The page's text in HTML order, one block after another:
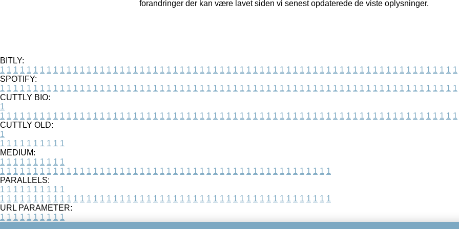
forandringer der kan være lavet siden vi senest opdaterede de viste oplysninger.
BITLY:
1 1 1 1 1 1 1 1 1 1 1 1 1 1 1 1 1 1 1 1 1 1 1 1 1 1 1 1 1 1 1 1 1 1 1 1 1 1 1 1 1 1 1 1 1 1 1 1 1 1 1 1 1 1 1 1 1 1 1 1 1 1 1 1 1 1 1 1 1
SPOTIFY:
1 1 1 1 1 1 1 1 1 1 1 1 1 1 1 1 1 1 1 1 1 1 1 1 1 1 1 1 1 1 1 1 1 1 1 1 1 1 1 1 1 1 1 1 1 1 1 1 1 1 1 1 1 1 1 1 1 1 1 1 1 1 1 1 1 1 1 1 1
CUTTLY BIO:
1
1 1 1 1 1 1 1 1 1 1 1 1 1 1 1 1 1 1 1 1 1 1 1 1 1 1 1 1 1 1 1 1 1 1 1 1 1 1 1 1 1 1 1 1 1 1 1 1 1 1 1 1 1 1 1 1 1 1 1 1 1 1 1 1 1 1 1 1 1
CUTTLY OLD:
1
1 1 1 1 1 1 1 1 1 1
MEDIUM:
1 1 1 1 1 1 1 1 1 1
1 1 1 1 1 1 1 1 1 1 1 1 1 1 1 1 1 1 1 1 1 1 1 1 1 1 1 1 1 1 1 1 1 1 1 1 1 1 1 1 1 1 1 1 1 1 1 1 1 1
PARALLELS:
1 1 1 1 1 1 1 1 1 1
1 1 1 1 1 1 1 1 1 1 1 1 1 1 1 1 1 1 1 1 1 1 1 1 1 1 1 1 1 1 1 1 1 1 1 1 1 1 1 1 1 1 1 1 1 1 1 1 1 1
URL PARAMETER:
1 1 1 1 1 1 1 1 1 1